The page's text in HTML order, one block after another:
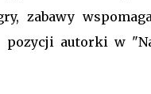
zabawy
pozycji autorki w